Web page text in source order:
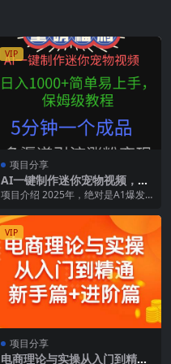
VIP
项目分享
AI一键制作迷你宠物视频，日
入1000+简单易上手，保姆级
道引流涨粉变现
项目介绍 2025年，绝对是A1爆发
人眼花缭乱...
VIP
项目分享
电商理论与实操从入门到精通